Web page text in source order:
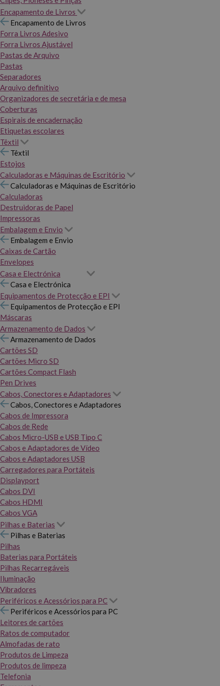
Encapamento de Livros
Encapamento de Livros
Forra Livros Adesivo
Forra Livros Ajustável
Pastas de Arquivo
Pastas
Separadores
Arquivo definitivo
Organizadores de secretária e de mesa
Coberturas
Espirais de encadernação
Etiquetas escolares
Têxtil
Têxtil
Estojos
Calculadoras e Máquinas de Escritório
Calculadoras e Máquinas de Escritório
Calculadoras
Destruidoras de Papel
Impressoras
Embalagem e Envio
Embalagem e Envio
Caixas de Cartão
Envelopes
Casa e Electrónica
Casa e Electrónica
Equipamentos de Protecção e EPI
Equipamentos de Protecção e EPI
Máscaras
Armazenamento de Dados
Armazenamento de Dados
Cartões SD
Cartões Micro SD
Cartões Compact Flash
Pen Drives
Cabos, Conectores e Adaptadores
Cabos, Conectores e Adaptadores
Cabos de Impressora
Cabos de Rede
Cabos Micro-USB e USB Tipo C
Cabos e Adaptadores de Vídeo
Cabos e Adaptadores USB
Carregadores para Portáteis
Displayport
Cabos DVI
Cabos HDMI
Cabos VGA
Pilhas e Baterias
Pilhas e Baterias
Pilhas
Baterias para Portáteis
Pilhas Recarregáveis
Iluminação
Vibradores
Periféricos e Acessórios para PC
Periféricos e Acessórios para PC
Leitores de cartões
Ratos de computador
Almofadas de rato
Produtos de Limpeza
Produtos de limpeza
Telefonia